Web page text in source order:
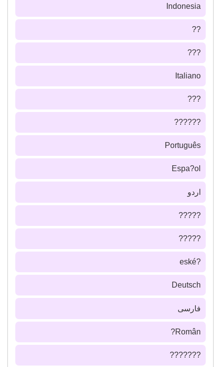
Indonesia
??
???
Italiano
???
??????
Português
Espa?ol
اردو
?????
?????
?eské
Deutsch
فارسى
Român?
???????